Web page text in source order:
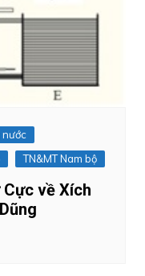
TN&MT Nam bộ
về Xích